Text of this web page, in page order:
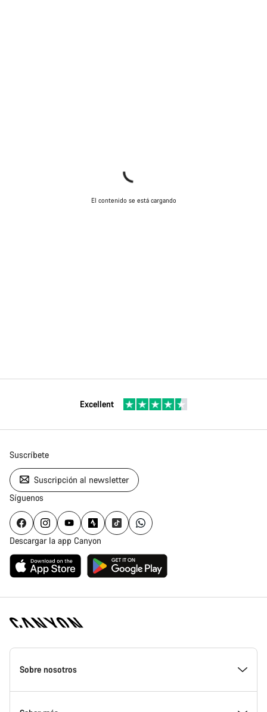
El contenido se está cargando
Excellent
Suscríbete
Suscripción al newsletter
Síguenos
Descargar la app Canyon
Canyon
Homepage
Sobre nosotros